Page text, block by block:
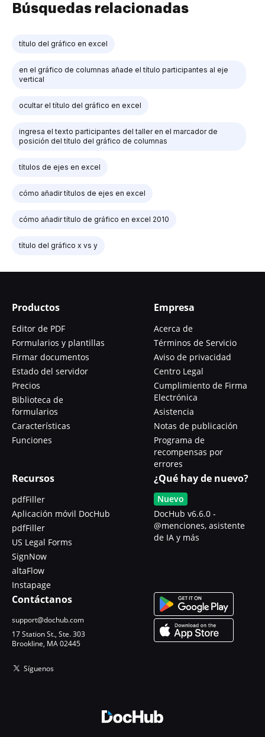
Búsquedas relacionadas
título del gráfico en excel
en el gráfico de columnas añade el título participantes al eje
vertical
ocultar el título del gráfico en excel
ingresa el texto participantes del taller en el marcador de
posición del título del gráfico de columnas
títulos de ejes en excel
cómo añadir títulos de ejes en excel
cómo añadir título de gráfico en excel 2010
título del gráfico x vs y
Productos
Editor de PDF
Formularios y plantillas
Firmar documentos
Estado del servidor
Precios
Biblioteca de
formularios
Características
Funciones
Empresa
Acerca de
Términos de Servicio
Aviso de privacidad
Centro Legal
Cumplimiento de Firma
Electrónica
Asistencia
Notas de publicación
Programa de
recompensas por
errores
Recursos
pdfFiller
Aplicación móvil DocHub
pdfFiller
US Legal Forms
SignNow
altaFlow
Instapage
¿Qué hay de nuevo?
Nuevo
DocHub v6.6.0 -
@menciones, asistente
de IA y más
Contáctanos
support@dochub.com
17 Station St., Ste. 303
Brookline, MA 02445
Síguenos